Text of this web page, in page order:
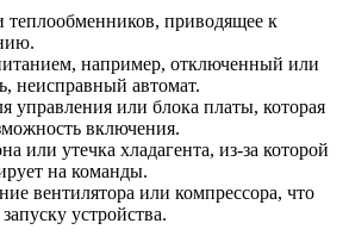
теплообменников, приводящее к
например, отключенный или
неисправный автомат.
управления или блока платы, которая
включения.
или утечка хладагента, из-за которой
на команды.
вентилятора или компрессора, что
устройства.